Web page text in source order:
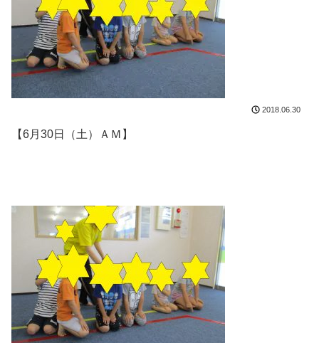
2018.06.30
【6月30日（土）ＡＭ】